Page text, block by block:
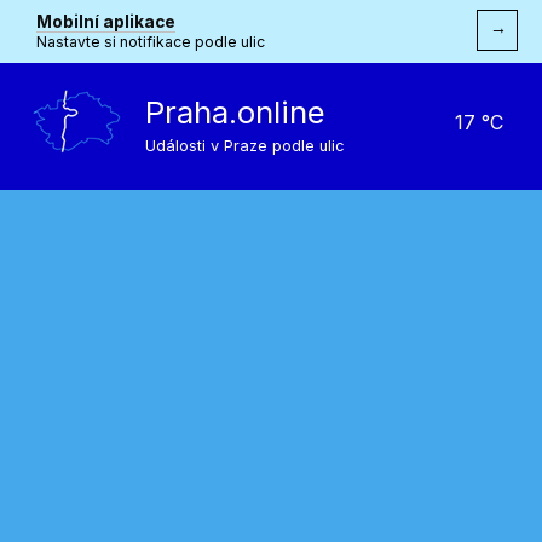
Mobilní aplikace
Nastavte si notifikace podle ulic
→
Praha.online
Události v Praze podle ulic
17 °C